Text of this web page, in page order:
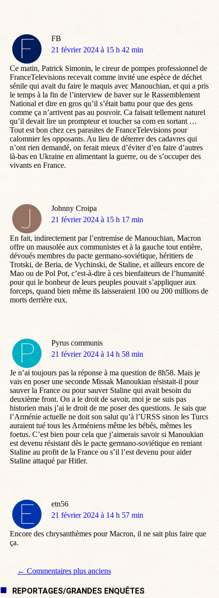
FB
dit
21 février 2024 à 15 h 42 min
Ce matin, Patrick Simonin, le cireur de pompes professionnel de
FranceTelevisions recevait comme invité une espèce de déchet
sénile qui avait du faire le maquis avec Manouchian, et qui a pris
le temps à la fin de l’interview de baver sur le Rassemblement
National et dire en gros qu’il s’était battu pour que des gens
comme ça n’arrivent pas au pouvoir. Ca faisait tellement naturel
qu’il devait lire un prompteur et toucher sa com en sortant …
Tout est bon chez ces parasites de FranceTelevisions pour
calomnier les opposants. Au lieu de déterrer des cadavres qui
n’ont rien demandé, on ferait mieux d’éviter d’en faire d’autres
là-bas en Ukraine en alimentant la guerre, ou de s’occuper des
vivants en France.
Johnny Croipa
dit
21 février 2024 à 15 h 17 min
En fait, indirectement par l’entremise de Manouchian, Macron
offre un mausolée aux communistes et à la gauche tout entière,
dévoués membres du pacte germano-soviétique, héritiers de
Trotski, de Beria, de Vychinski, de Staline, et ailleurs encore de
Mao ou de Pol Pot, c’est-à-dire à ces bienfaiteurs de l’humanité
pour qui le bonheur de leurs peuples pouvait s’appliquer aux
forceps, quand bien même ils laisseraient 100 ou 200 millions de
morts derrière eux.
Pyrus communis
dit
21 février 2024 à 14 h 58 min
Je n’ai toujours pas la réponse à ma question de 8h58. Mais je
vais en poser une seconde Missak Manoukian résistait-il pour
sauver la France ou pour sauver Staline qui avait besoin du
deuxième front. On a le droit de savoir, moi je ne suis pas
historien mais j’ai le droit de me poser des questions. Je sais que
l’Arménie actuelle ne doit son salut qu’à l’URSS sinon les Turcs
auraient tué tous les Arméniens même les bébés, mêmes les
foetus. C’est bien pour cela que j’aimerais savoir si Manoukian
est devenu résistant dès le pacte germano-soviétique en reniant
Staline au profit de la France ou s’il l’est devenu pour aider
Staline attaqué par Hitler.
etn56
dit
21 février 2024 à 14 h 57 min
Encore des chrysanthèmes pour Macron, il ne sait plus faire que
ça.
Navigation de commentaire
← Commentaires plus anciens
REPORTAGES/GRANDES ENQUÊTES